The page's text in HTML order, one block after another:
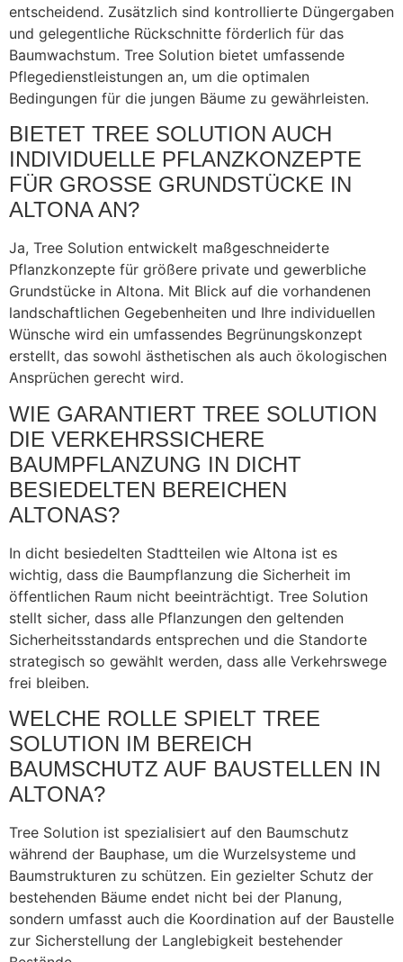
entscheidend. Zusätzlich sind kontrollierte Düngergaben
und gelegentliche Rückschnitte förderlich für das
Baumwachstum. Tree Solution bietet umfassende
Pflegedienstleistungen an, um die optimalen
Bedingungen für die jungen Bäume zu gewährleisten.
BIETET TREE SOLUTION AUCH
INDIVIDUELLE PFLANZKONZEPTE
FÜR GROSSE GRUNDSTÜCKE IN A
LTONA AN?
Ja, Tree Solution entwickelt maßgeschneiderte
Pflanzkonzepte für größere private und gewerbliche
Grundstücke in Altona. Mit Blick auf die vorhandenen
landschaftlichen Gegebenheiten und Ihre individuellen
Wünsche wird ein umfassendes Begrünungskonzept
erstellt, das sowohl ästhetischen als auch ökologischen
Ansprüchen gerecht wird.
WIE GARANTIERT TREE SOLUTION
DIE VERKEHRSSICHERE
BAUMPFLANZUNG IN DICHT
BESIEDELTEN BEREICHEN
ALTONAS?
In dicht besiedelten Stadtteilen wie Altona ist es
wichtig, dass die Baumpflanzung die Sicherheit im
öffentlichen Raum nicht beeinträchtigt. Tree Solution
stellt sicher, dass alle Pflanzungen den geltenden
Sicherheitsstandards entsprechen und die Standorte
strategisch so gewählt werden, dass alle Verkehrswege
frei bleiben.
WELCHE ROLLE SPIELT TREE
SOLUTION IM BEREICH
BAUMSCHUTZ AUF BAUSTELLEN IN
ALTONA?
Tree Solution ist spezialisiert auf den Baumschutz
während der Bauphase, um die Wurzelsysteme und
Baumstrukturen zu schützen. Ein gezielter Schutz der
bestehenden Bäume endet nicht bei der Planung,
sondern umfasst auch die Koordination auf der Baustelle
zur Sicherstellung der Langlebigkeit bestehender